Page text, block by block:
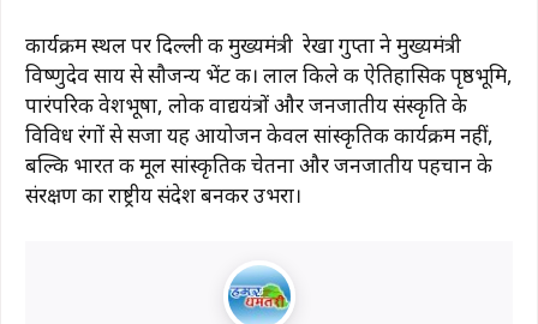
कार्यक्रम स्थल पर दिल्ली की मुख्यमंत्री रेखा गुप्ता ने मुख्यमंत्री
विष्णुदेव साय से सौजन्य भेंट की। लाल किले की ऐतिहासिक पृष्ठभूमि,
पारंपरिक वेशभूषा, लोक वाद्ययंत्रों और जनजातीय संस्कृति के
विविध रंगों से सजा यह आयोजन केवल सांस्कृतिक कार्यक्रम नहीं,
बल्कि भारत की मूल सांस्कृतिक चेतना और जनजातीय पहचान के
संरक्षण का राष्ट्रीय संदेश बनकर उभरा।